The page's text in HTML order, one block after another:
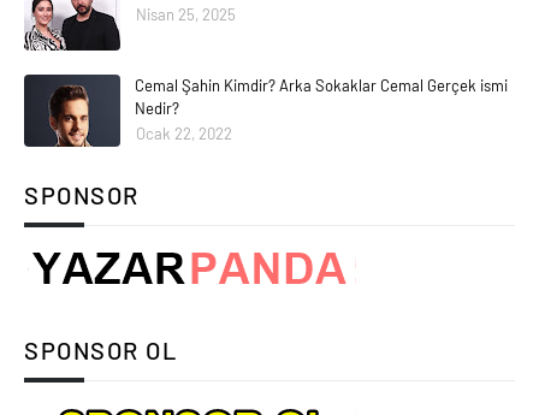
Nisan 25, 2025
Cemal Şahin Kimdir? Arka Sokaklar Cemal Gerçek ismi
Nedir?
Ocak 22, 2022
SPONSOR
SPONSOR OL